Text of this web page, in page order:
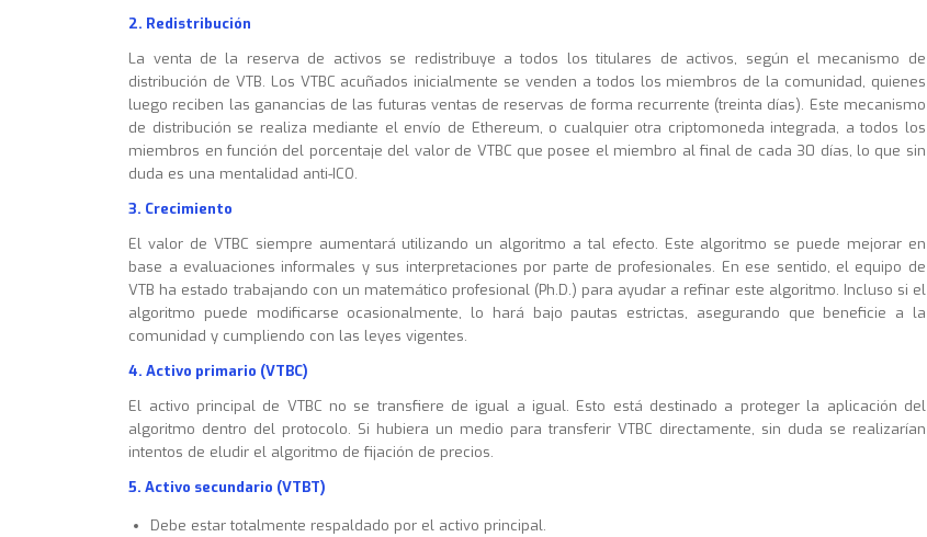
2. Redistribución
La venta de la reserva de activos se redistribuye a todos los titulares de activos, según el mecanismo de
distribución de VTB. Los VTBC acuñados inicialmente se venden a todos los miembros de la comunidad, quienes
luego reciben las ganancias de las futuras ventas de reservas de forma recurrente (treinta días). Este mecanismo
de distribución se realiza mediante el envío de Ethereum, o cualquier otra criptomoneda integrada, a todos los
miembros en función del porcentaje del valor de VTBC que posee el miembro al final de cada 30 días, lo que sin
duda es una mentalidad anti-ICO.
3. Crecimiento
El valor de VTBC siempre aumentará utilizando un algoritmo a tal efecto. Este algoritmo se puede mejorar en
base a evaluaciones informales y sus interpretaciones por parte de profesionales. En ese sentido, el equipo de
VTB ha estado trabajando con un matemático profesional (Ph.D.) para ayudar a refinar este algoritmo. Incluso si el
algoritmo puede modificarse ocasionalmente, lo hará bajo pautas estrictas, asegurando que beneficie a la
comunidad y cumpliendo con las leyes vigentes.
4. Activo primario (VTBC)
El activo principal de VTBC no se transfiere de igual a igual. Esto está destinado a proteger la aplicación del
algoritmo dentro del protocolo. Si hubiera un medio para transferir VTBC directamente, sin duda se realizarían
intentos de eludir el algoritmo de fijación de precios.
5. Activo secundario (VTBT)
Debe estar totalmente respaldado por el activo principal.